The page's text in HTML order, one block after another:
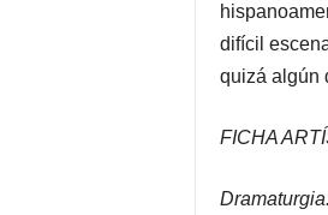
difícil
quizá algún
FICHA